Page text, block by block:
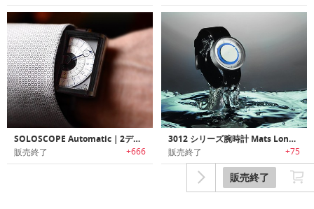
販売終了
SOLOSCOPE Automatic｜2ディスプレイ搭載機械式ウォッチ「ソロスコープオートマティック」
販売終了 +666
3012 シリーズ腕時計 Mats Lonngren
販売終了 +75